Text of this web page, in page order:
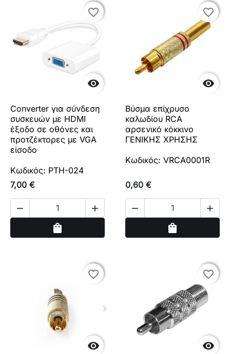

favorite_border
favorite_border
Converter για σύνδεση
συσκευών με HDMI
έξοδο σε οθόνες και
προτζέκτορες με VGA
είσοδο
Κωδικός: PTH-024
7,00 €
 
shopping_bag

favorite_border
favorite_border
Βύσμα επίχρυσο
καλωδίου RCA
αρσενικό κόκκινο
ΓΕΝΙΚΗΣ ΧΡΗΣΗΣ
Κωδικός: VRCA0001R
0,60 €
 
shopping_bag

favorite_border
favorite_border

favorite_border
favorite_border